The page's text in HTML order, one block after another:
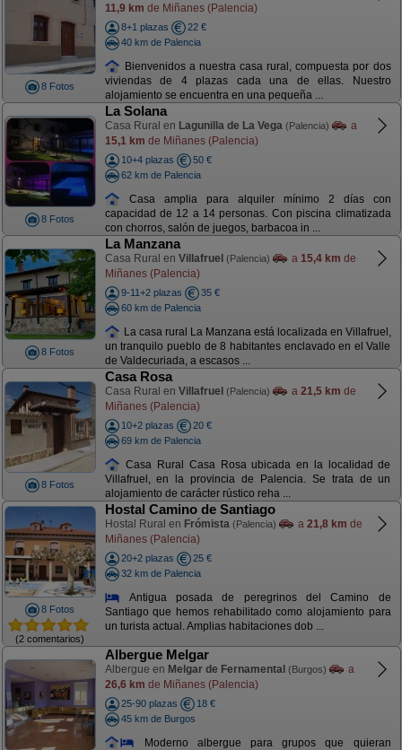
8 Fotos
11,9 km de Miñanes (Palencia)
8+1 plazas
22 €
40 km de Palencia
Bienvenidos a nuestra casa rural, compuesta por dos
viviendas de 4 plazas cada una de ellas. Nuestro
alojamiento se encuentra en una pequeña ...
8 Fotos
La Solana
Casa Rural en Lagunilla de La Vega (Palencia)
a
15,1 km de Miñanes (Palencia)
10+4 plazas
50 €
62 km de Palencia
Casa amplia para alquiler mínimo 2 días con
capacidad de 12 a 14 personas. Con piscina climatizada
con chorros, salón de juegos, barbacoa in ...
8 Fotos
La Manzana
Casa Rural en Villafruel (Palencia) a 15,4 km de
Miñanes (Palencia)
9-11+2 plazas
35 €
60 km de Palencia
La casa rural La Manzana está localizada en Villafruel,
un tranquilo pueblo de 8 habitantes enclavado en el Valle
de Valdecuriada, a escasos ...
8 Fotos
Casa Rosa
Casa Rural en Villafruel (Palencia) a 21,5 km de
Miñanes (Palencia)
10+2 plazas
20 €
69 km de Palencia
Casa Rural Casa Rosa ubicada en la localidad de
Villafruel, en la provincia de Palencia. Se trata de un
alojamiento de carácter rústico reha ...
8 Fotos
(2 comentarios)
Hostal Camino de Santiago
Hostal Rural en Frómista (Palencia) a 21,8 km de
Miñanes (Palencia)
20+2 plazas
25 €
32 km de Palencia
Antigua posada de peregrinos del Camino de
Santiago que hemos rehabilitado como alojamiento para
un turista actual. Amplias habitaciones dob ...
Albergue Melgar
Albergue en Melgar de Fernamental (Burgos)
a
26,6 km de Miñanes (Palencia)
25-90 plazas
18 €
45 km de Burgos
Moderno albergue para grupos que quieran